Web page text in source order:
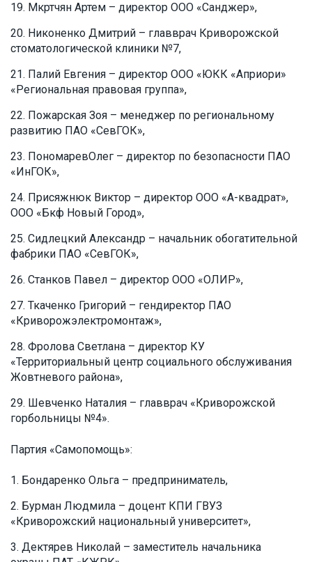
Мкртчян Артем – директор ООО «Санджер»,
Никоненко Дмитрий – главврач Криворожской
стоматологической клиники №7,
Палий Евгения – директор ООО «ЮКК «Априори»
«Региональная правовая группа»,
Пожарская Зоя – менеджер по региональному
развитию ПАО «СевГОК»,
ПономаревОлег – директор по безопасности ПАО
«ИнГОК»,
Присяжнюк Виктор – директор ООО «А-квадрат»,
ООО «Бкф Новый Город»,
Сидлецкий Александр – начальник обогатительной
фабрики ПАО «СевГОК»,
Станков Павел – директор ООО «ОЛИР»,
Ткаченко Григорий – гендиректор ПАО
«Криворожэлектромонтаж»,
Фролова Светлана – директор КУ
«Территориальный центр социального обслуживания
Жовтневого района»,
Шевченко Наталия – главврач «Криворожской
горбольницы №4».
Партия «Самопомощь»:
Бондаренко Ольга – предприниматель,
Бурман Людмила – доцент КПИ ГВУЗ
«Криворожский национальный университет»,
Дектярев Николай – заместитель начальника